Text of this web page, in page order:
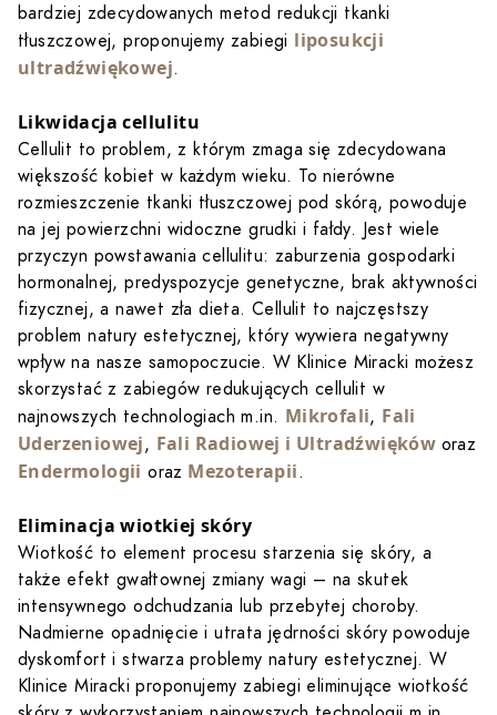
bardziej zdecydowanych metod redukcji tkanki
tłuszczowej, proponujemy zabiegi liposukcji
ultradźwiękowej.
Likwidacja cellulitu
Cellulit to problem, z którym zmaga się zdecydowana
większość kobiet w każdym wieku. To nierówne
rozmieszczenie tkanki tłuszczowej pod skórą, powoduje
na jej powierzchni widoczne grudki i fałdy. Jest wiele
przyczyn powstawania cellulitu: zaburzenia gospodarki
hormonalnej, predyspozycje genetyczne, brak aktywności
fizycznej, a nawet zła dieta. Cellulit to najczęstszy
problem natury estetycznej, który wywiera negatywny
wpływ na nasze samopoczucie. W Klinice Miracki możesz
skorzystać z zabiegów redukujących cellulit w
najnowszych technologiach m.in. Mikrofali, Fali
Uderzeniowej, Fali Radiowej i Ultradźwięków oraz
Endermologii oraz Mezoterapii.
Eliminacja wiotkiej skóry
Wiotkość to element procesu starzenia się skóry, a
także efekt gwałtownej zmiany wagi – na skutek
intensywnego odchudzania lub przebytej choroby.
Nadmierne opadnięcie i utrata jędrności skóry powoduje
dyskomfort i stwarza problemy natury estetycznej. W
Klinice Miracki proponujemy zabiegi eliminujące wiotkość